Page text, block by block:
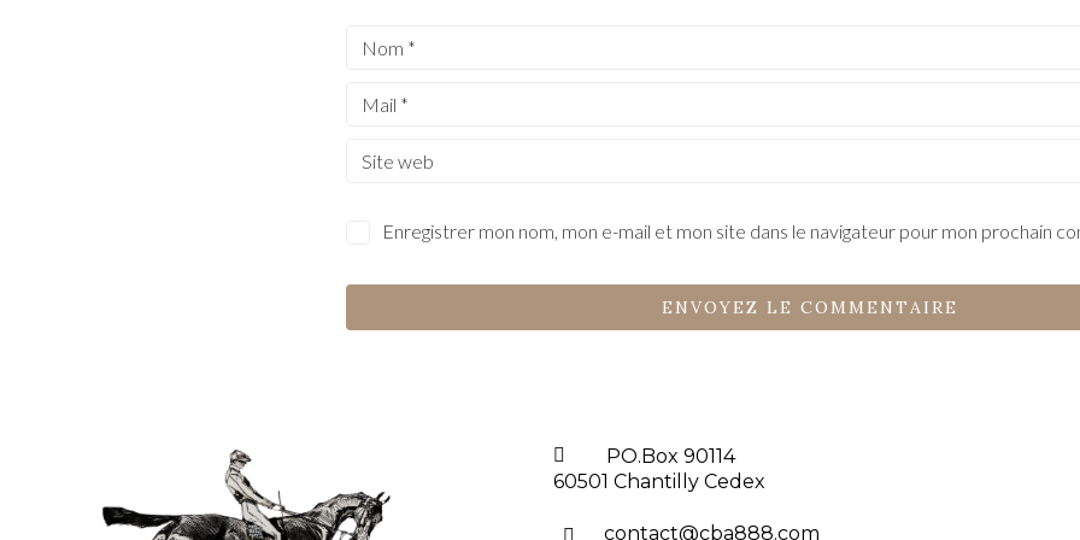
Enregistrer mon nom, mon e-mail et mon site dans le navigateur pour mon prochain
PO.Box 90114
60501 Chantilly Cedex
contact@cba888.com